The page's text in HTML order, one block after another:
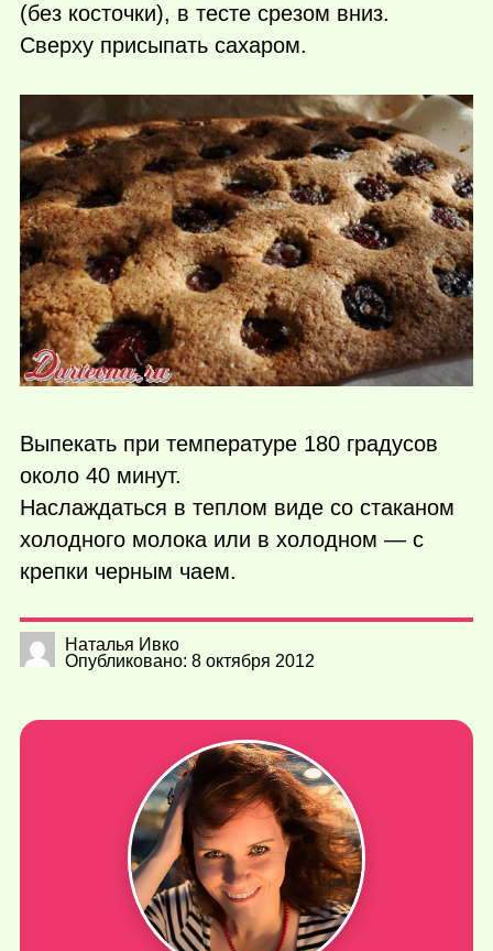
(без косточки), в тесте срезом вниз.
Сверху присыпать сахаром.
Выпекать при температуре 180 градусов
около 40 минут.
Наслаждаться в теплом виде со стаканом
холодного молока или в холодном — с
крепки черным чаем.
Наталья Ивко
Опубликовано: 8 октября 2012